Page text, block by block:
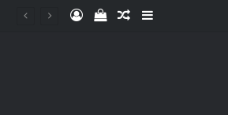
Log InView your
Random Article
Sidebar